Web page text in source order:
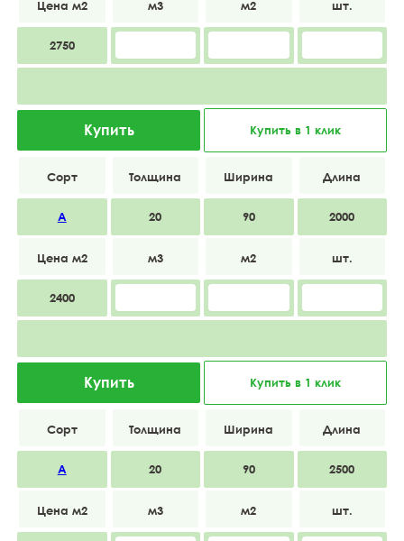
2750
Купить Купить в 1 клик
А 20 90 2000
2400
Купить Купить в 1 клик
А 20 90 2500